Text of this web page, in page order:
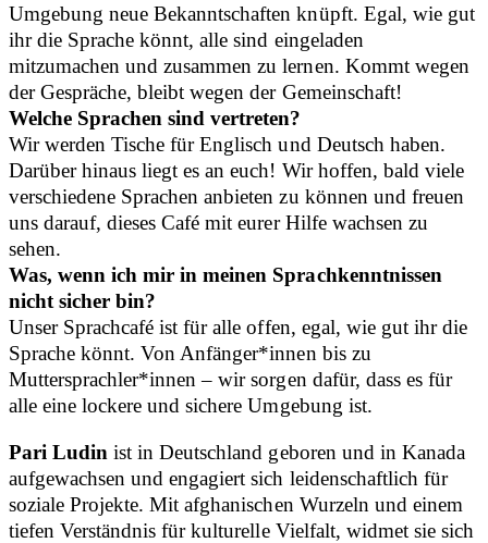
Umgebung neue Bekanntschaften knüpft. Egal, wie gut
ihr die Sprache könnt, alle sind eingeladen
mitzumachen und zusammen zu lernen. Kommt wegen
der Gespräche, bleibt wegen der Gemeinschaft!
Welche Sprachen sind vertreten?
Wir werden Tische für Englisch und Deutsch haben.
Darüber hinaus liegt es an euch! Wir hoffen, bald viele
verschiedene Sprachen anbieten zu können und freuen
uns darauf, dieses Café mit eurer Hilfe wachsen zu
sehen.
Was, wenn ich mir in meinen Sprachkenntnissen
nicht sicher bin?
Unser Sprachcafé ist für alle offen, egal, wie gut ihr die
Sprache könnt. Von Anfänger*innen bis zu
Muttersprachler*innen – wir sorgen dafür, dass es für
alle eine lockere und sichere Umgebung ist.
Pari Ludin ist in Deutschland geboren und in Kanada
aufgewachsen und engagiert sich leidenschaftlich für
soziale Projekte. Mit afghanischen Wurzeln und einem
tiefen Verständnis für kulturelle Vielfalt, widmet sie sich